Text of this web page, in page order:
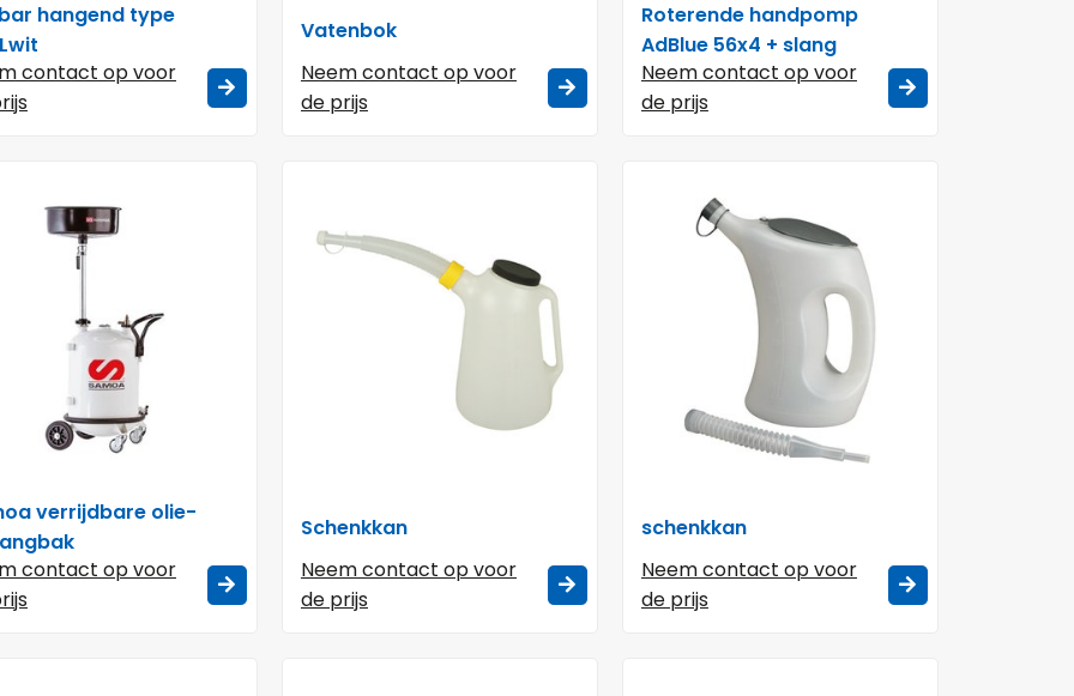
hangend type
contact op voor
Vatenbok
Neem contact op voor
de prijs
Roterende handpomp
AdBlue 56x4 + slang
Neem contact op voor
de prijs
verrijdbare olie-
contact op voor
Schenkkan
Neem contact op voor
de prijs
schenkkan
Neem contact op voor
de prijs